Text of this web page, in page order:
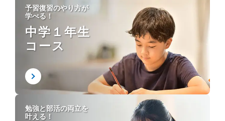
予習復習のやり方が
学べる！
中学１年生
コース
勉強と部活の両立を
叶える！